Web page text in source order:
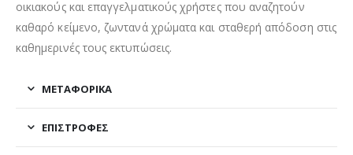
οικιακούς και επαγγελματικούς χρήστες που αναζητούν
καθαρό κείμενο, ζωντανά χρώματα και σταθερή απόδοση στις
καθημερινές τους εκτυπώσεις.
ΜΕΤΑΦΟΡΙΚΆ
ΕΠΙΣΤΡΟΦΈΣ